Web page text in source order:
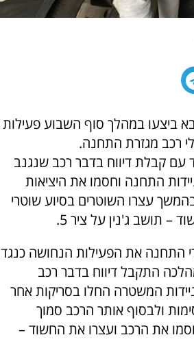
ביצעו במהלך סוף השבוע פעילות
רכב מגזרת התחנה.
עם קבלת דיווח בדבר רכב שנגנב
התחנה וחסמו את היציאות
עצרו השוטרים בסיוע שוטרי
– תושב ג'נין על ציר 5.
התחנה את הפעילות הנחושה כנגד
התקבל דיווח בדבר רכב
המשטרה החלו בסריקות אחר
ולבסוף אותר הרכב סמוך
את הרכב ועצרו את החשוד –